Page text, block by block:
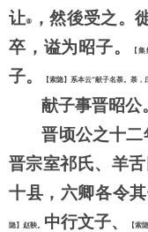
让⑧ ，然後受之。
卒，谥为昭子。
【
子。
【索隐】系本云“献子名荼。荼，
献子事晋昭公
晋顷公之十
晋宗室祁氏、羊
十县，六卿各令
隐】赵鞅。 中行文子、 【索